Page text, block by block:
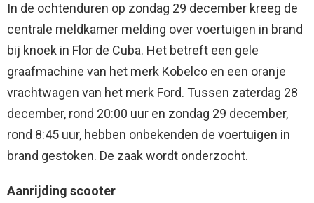
In de ochtenduren op zondag 29 december kreeg de
centrale meldkamer melding over voertuigen in brand
bij knoek in Flor de Cuba. Het betreft een gele
graafmachine van het merk Kobelco en een oranje
vrachtwagen van het merk Ford. Tussen zaterdag 28
december, rond 20:00 uur en zondag 29 december,
rond 8:45 uur, hebben onbekenden de voertuigen in
brand gestoken. De zaak wordt onderzocht.
Aanrijding scooter